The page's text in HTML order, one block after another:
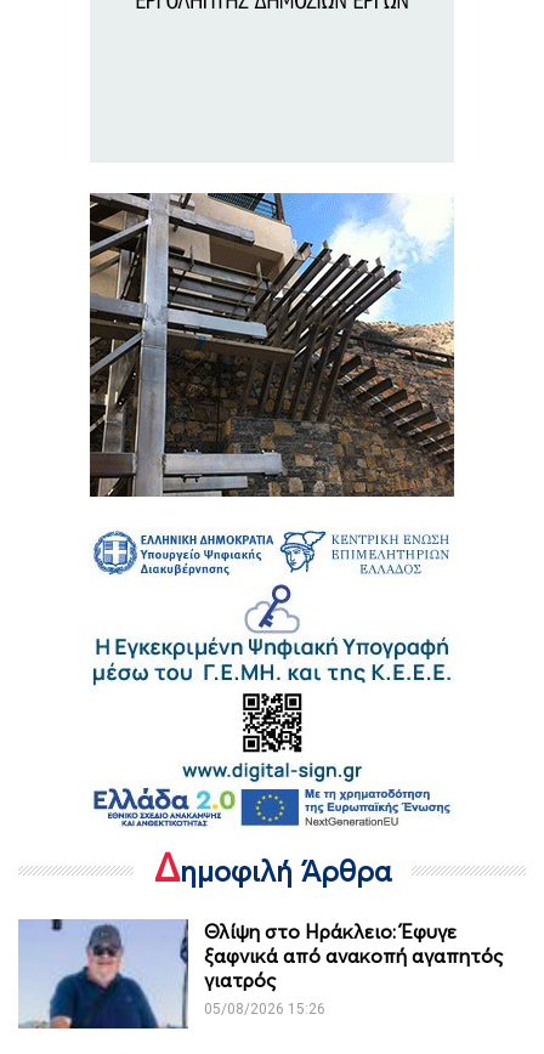
Δημοφιλή Άρθρα
Θλίψη στο Ηράκλειο: Έφυγε
ξαφνικά από ανακοπή αγαπητός
γιατρός
05/08/2026 15:26